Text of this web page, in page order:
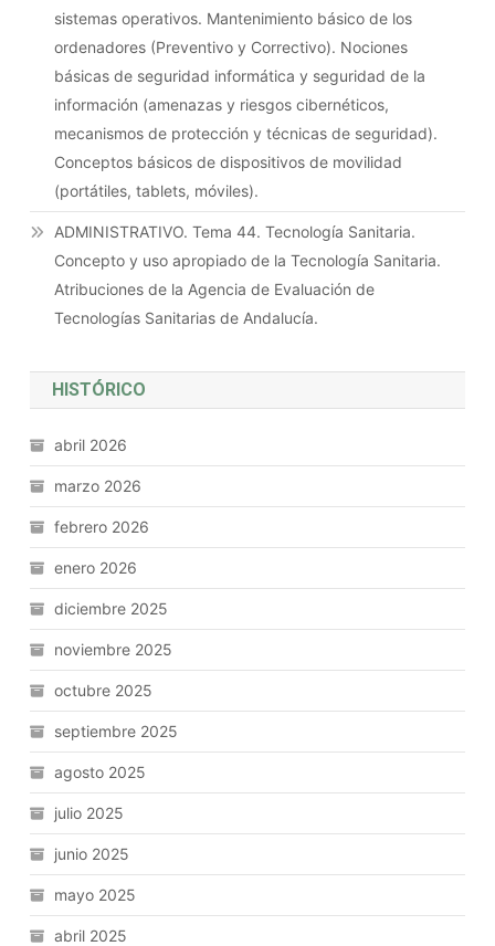
sistemas operativos. Mantenimiento básico de los
ordenadores (Preventivo y Correctivo). Nociones
básicas de seguridad informática y seguridad de la
información (amenazas y riesgos cibernéticos,
mecanismos de protección y técnicas de seguridad).
Conceptos básicos de dispositivos de movilidad
(portátiles, tablets, móviles).
ADMINISTRATIVO. Tema 44. Tecnología Sanitaria.
Concepto y uso apropiado de la Tecnología Sanitaria.
Atribuciones de la Agencia de Evaluación de
Tecnologías Sanitarias de Andalucía.
HISTÓRICO
abril 2026
marzo 2026
febrero 2026
enero 2026
diciembre 2025
noviembre 2025
octubre 2025
septiembre 2025
agosto 2025
julio 2025
junio 2025
mayo 2025
abril 2025